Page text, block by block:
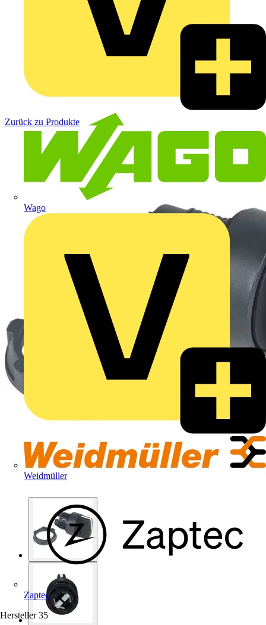
Wago
Weidmüller
Zaptec
Hersteller 35
Zurück zu Produkte